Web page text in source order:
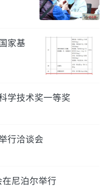
家基
学技术奖一等奖
行洽谈会
尼泊尔举行